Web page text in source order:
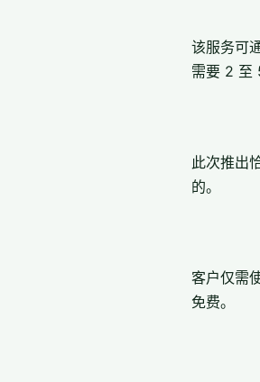
该服务可
需要 2 至
此次推出
的。
客户仅需
免费。